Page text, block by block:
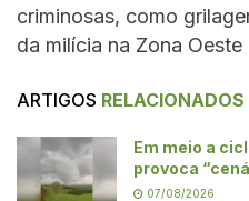
criminosas, como
da milícia na Zona Oeste
ARTIGOS RELACIONADOS
Em meio a
provoca
07/08/2026